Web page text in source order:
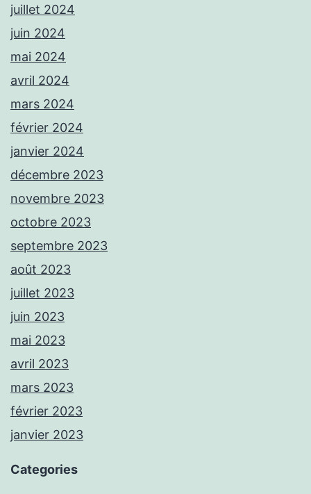
juillet 2024
juin 2024
mai 2024
avril 2024
mars 2024
février 2024
janvier 2024
décembre 2023
novembre 2023
octobre 2023
septembre 2023
août 2023
juillet 2023
juin 2023
mai 2023
avril 2023
mars 2023
février 2023
janvier 2023
Categories